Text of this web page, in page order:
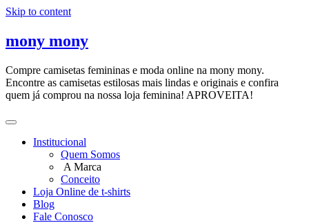
Skip to content
mony mony
Compre camisetas femininas e moda online na mony mony.
Encontre as camisetas estilosas mais lindas e originais e confira
quem já comprou na nossa loja feminina! APROVEITA!
Institucional
Quem Somos
A Marca
Conceito
Loja Online de t-shirts
Blog
Fale Conosco